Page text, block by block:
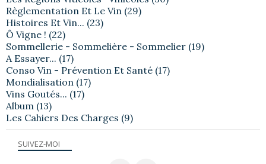
SUIVEZ-MOI
Règlementation Et Le Vin (29)
Histoires Et Vin... (23)
Ô Vigne ! (22)
Sommellerie - Sommelière - Sommelier (19)
A Essayer... (17)
Conso Vin - Prévention Et Santé (17)
Mondialisation (17)
Vins Goutés... (17)
Album (13)
Les Cahiers Des Charges (9)